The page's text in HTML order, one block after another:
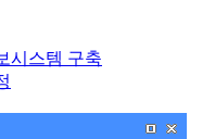
시스템 구축